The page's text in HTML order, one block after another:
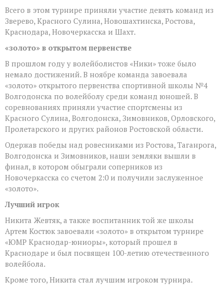
Всего в этом турнире приняли участие девять команд из
Зверево, Красного Сулина, Новошахтинска, Ростова,
Краснодара, Новочеркасска и Шахт.
«золото» в открытом первенстве
В прошлом году у волейболистов «Ники» тоже было
немало достижений. В ноябре команда завоевала
«золото» открытого первенства спортивной школы №4
Волгодонска по волейболу среди команд юношей. В
соревнованиях приняли участие спортсмены из
Красного Сулина, Волгодонска, Зимовников, Орловского,
Пролетарского и других районов Ростовской области.
Одержав победы над ровесниками из Ростова, Таганрога,
Волгодонска и Зимовников, наши земляки вышли в
финал, в котором обыграли соперников из
Новочеркасска со счетом 2:0 и получили заслуженное
«золото».
Лучший игрок
Никита Жевтяк, а также воспитанник той же школы
Артем Костюк завоевали «золото» в открытом турнире
«ЮМР Краснодар-юниоры», который прошел в
Краснодаре и был посвящен 100-летию отечественного
волейбола.
Кроме того, Никита стал лучшим игроком турнира.